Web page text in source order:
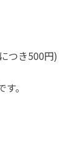
つき500円)
。